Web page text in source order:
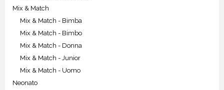
Mix & Match
Mix & Match - Bimba
Mix & Match - Bimbo
Mix & Match - Donna
Mix & Match - Junior
Mix & Match - Uomo
Neonato